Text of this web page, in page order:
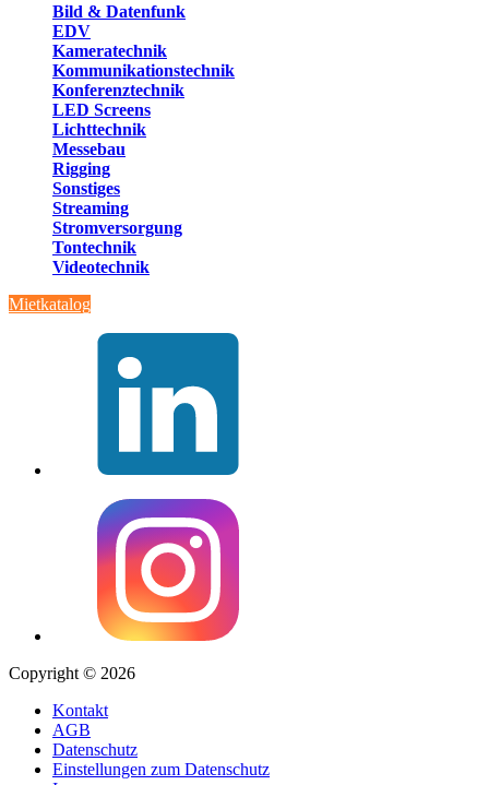
Bild & Datenfunk
EDV
Kameratechnik
Kommunikationstechnik
Konferenztechnik
LED Screens
Lichttechnik
Messebau
Rigging
Sonstiges
Streaming
Stromversorgung
Tontechnik
Videotechnik
Mietkatalog
Copyright © 2026
Kontakt
AGB
Datenschutz
Einstellungen zum Datenschutz